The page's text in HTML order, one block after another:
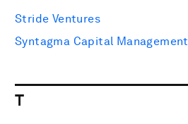
Stride Ventures
Syntagma Capital Management
T